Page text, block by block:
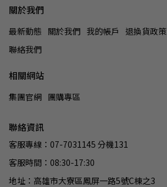
關於我們
最新動態 關於我們 我的帳戶 退換貨政策
聯絡我們
相關網站
集團官網 團購專區
聯絡資訊
客服專線：07-7031145 分機131
客服時間：08:30-17:30
地址：高雄市大寮區鳳屏一路5號C棟之3